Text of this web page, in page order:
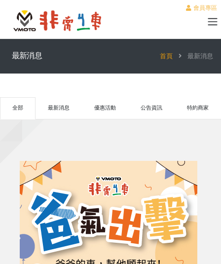
會員專區
最新消息 首頁 最新消息
全部 最新消息 優惠活動 公告資訊 特約商家